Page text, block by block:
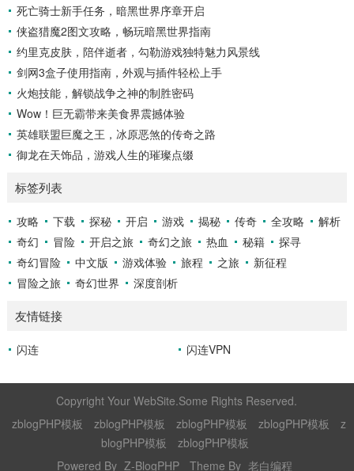
色的视力和反应能力,更需要大量的训练来培养对球...
死亡骑士新手任务，暗黑世界序章开启
侠盗猎魔2图文攻略，畅玩暗黑世界指南
约里克皮肤，陪伴逝者，勾勒游戏独特魅力风景线
剑网3盒子使用指南，外观与插件轻松上手
火炮技能，解锁战争之神的制胜密码
Wow！巨无霸带来美食界震撼体验
英雄联盟巨魔之王，冰原恶煞的传奇之路
御龙在天饰品，游戏人生的璀璨点缀
标签列表
攻略 下载 探秘 开启 游戏 揭秘 传奇 全攻略
解析
奇幻
冒险 开启之旅 奇幻之旅 热血 秘籍
探寻
奇幻冒险
中文版 游戏体验 旅程 之旅
新征程
冒险之旅
奇幻世界 深度剖析
友情链接
闪连 闪连VPN
Copyright Your WebSite.Some Rights Reserved.
zblogPHP模板
zblogPHP模板 zblogPHP模板 zblogPHP模板
z
blogPHP模板
zblogPHP模板
Powered By Z-BlogPHP Theme By 老白编程